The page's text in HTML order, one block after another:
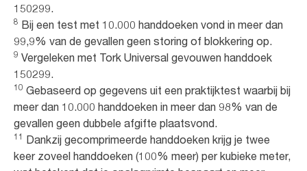
150299.
8 Bij een test met 10.000 handdoeken vond in meer dan
99,9% van de gevallen geen storing of blokkering op.
9 Vergeleken met Tork Universal gevouwen handdoek
150299.
10 Gebaseerd op gegevens uit een praktijktest waarbij bij
meer dan 10.000 handdoeken in meer dan 98% van de
gevallen geen dubbele afgifte plaatsvond.
11 Dankzij gecomprimeerde handdoeken krijg je twee
keer zoveel handdoeken (100% meer) per kubieke meter,